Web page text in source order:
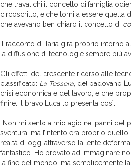
che travalichi il concetto di famiglia
circoscritto, e che torni a essere quella
che avevano ben chiaro il concetto di
Il racconto di Ilaria gira proprio intorno
la diffusione di tecnologie sempre più
Gli effetti del crescente ricorso alle
classificato: La Tessera, del padovano
crisi economica e del lavoro, e che
finire. Il bravo Luca lo presenta così:
“Non mi sento a mio agio nei panni del
sventura, ma l’intento era proprio
realtà di oggi attraverso la lente
fantastico. Ho provato ad immaginare
la fine del mondo, ma semplicemente